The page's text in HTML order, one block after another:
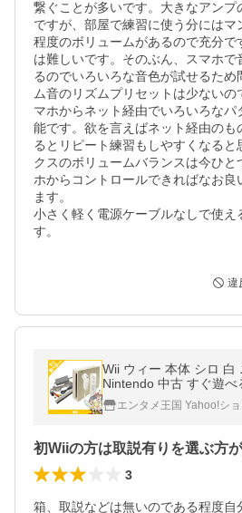
繋ぐことが多いです。大きなアンプ
ですが、部屋で練習に使う分にはマ
程度のボリュームがあるので充分で
は難しいです。そのぶん、スマホで
るのでいろいろな音色が試せるため
ム音のリズムプリセットは少ないの
マホからネット経由でいろいろな
能です。欲を言えばネット経由のも
るとリピート練習もしやすくなると
クスのボリュームバランスは今ひと
ホからコントロールできればなお
ます。
小さく軽く電源ケーブルなしで使え
す。
違
Wii ウィー 本体 シロ 白
Nintendo 中古 すぐ遊べ
エンタメ王国 Yahoo!シ
初Wiiの方は取説有りを選ぶ方
3
箱、取説などは無いのである程度自